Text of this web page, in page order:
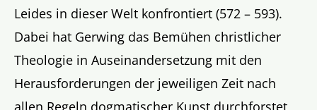
Leides in dieser Welt konfrontiert (572 – 593).
Dabei hat Gerwing das Bemühen christlicher
Theologie in Auseinandersetzung mit den
Herausforderungen der jeweiligen Zeit nach
allen Regeln dogmatischer Kunst durchforstet